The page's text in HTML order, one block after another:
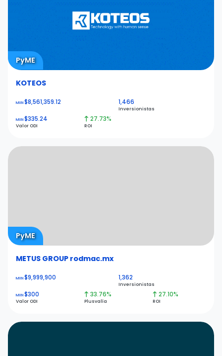
PyME
KOTEOS
MXN$8,561,359.12 1,466
Inversionistas
MXN$335.24
Valor ODI
27.73%
ROI
PyME
METUS GROUP rodmac.mx
MXN$9,999,900 1,362
Inversionistas
MXN$300
Valor ODI
33.76%
Plusvalía
27.10%
ROI